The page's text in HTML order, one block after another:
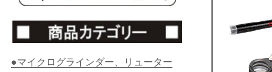
●マイクログラインダー、リューター